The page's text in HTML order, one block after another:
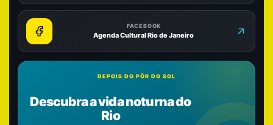
FACEBOOK
Agenda Cultural Rio de Janeiro
DEPOIS DO PÔR DO SOL
Descubra a vida noturna do
Rio